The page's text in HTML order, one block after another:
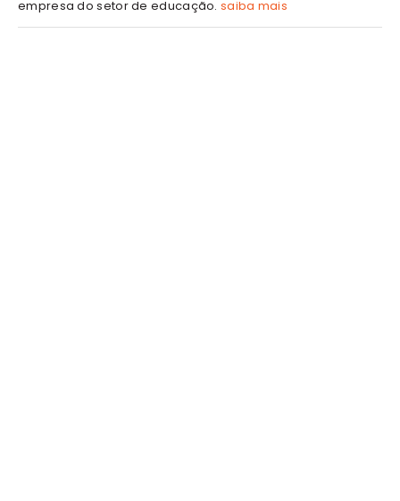
empresa do setor de educação.saiba mais